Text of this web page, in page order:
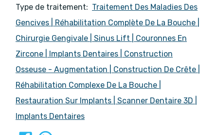
Type de traitement: Traitement Des Maladies Des
Gencives
Réhabilitation Complète De La Bouche
Chirurgie Gengivale
Sinus Lift
Couronnes En
Zircone
Implants Dentaires
Construction
Osseuse - Augmentation
Construction De Crête
Réhabilitation Complexe De La Bouche
Restauration Sur Implants
Scanner Dentaire 3D
Implants Dentaires